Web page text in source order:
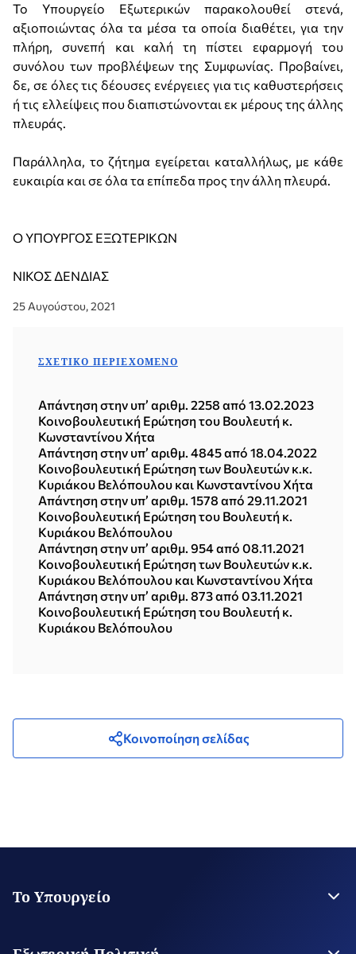
Το Υπουργείο Εξωτερικών παρακολουθεί στενά,
αξιοποιώντας όλα τα μέσα τα οποία διαθέτει, για την
πλήρη, συνεπή και καλή τη πίστει εφαρμογή του
συνόλου των προβλέψεων της Συμφωνίας. Προβαίνει,
δε, σε όλες τις δέουσες ενέργειες για τις καθυστερήσεις
ή τις ελλείψεις που διαπιστώνονται εκ μέρους της άλλης
πλευράς.
Παράλληλα, το ζήτημα εγείρεται καταλλήλως, με κάθε
ευκαιρία και σε όλα τα επίπεδα προς την άλλη πλευρά.
Ο ΥΠΟΥΡΓΟΣ ΕΞΩΤΕΡΙΚΩΝ
ΝΙΚΟΣ ΔΕΝΔΙΑΣ
25 Αυγούστου, 2021
ΣΧΕΤΙΚΌ ΠΕΡΙΕΧΌΜΕΝΟ
Απάντηση στην υπ’ αριθμ. 2258 από 13.02.2023
Κοινοβουλευτική Ερώτηση του Βουλευτή κ.
Κωνσταντίνου Χήτα
Απάντηση στην υπ’ αριθμ. 4845 από 18.04.2022
Κοινοβουλευτική Ερώτηση των Βουλευτών κ.κ.
Κυριάκου Βελόπουλου και Κωνσταντίνου Χήτα
Απάντηση στην υπ’ αριθμ. 1578 από 29.11.2021
Κοινοβουλευτική Ερώτηση του Βουλευτή κ.
Κυριάκου Βελόπουλου
Απάντηση στην υπ’ αριθμ. 954 από 08.11.2021
Κοινοβουλευτική Ερώτηση των Βουλευτών κ.κ.
Κυριάκου Βελόπουλου και Κωνσταντίνου Χήτα
Απάντηση στην υπ’ αριθμ. 873 από 03.11.2021
Κοινοβουλευτική Ερώτηση του Βουλευτή κ.
Κυριάκου Βελόπουλου
Κοινοποίηση σελίδας
Το Υπουργείο
Στρατηγικό Σχέδιο